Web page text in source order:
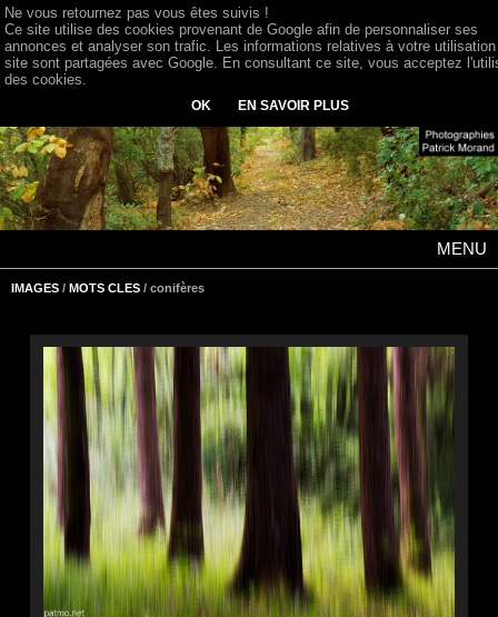
MENU
IMAGES / MOTS CLES / conifères
Ne vous retournez pas vous êtes suivis !
Ce site utilise des cookies provenant de Google afin de personnaliser ses
annonces et analyser son trafic. Les informations relatives à votre
site sont partagées avec Google. En consultant ce site, vous acceptez
des cookies.
OK EN SAVOIR PLUS